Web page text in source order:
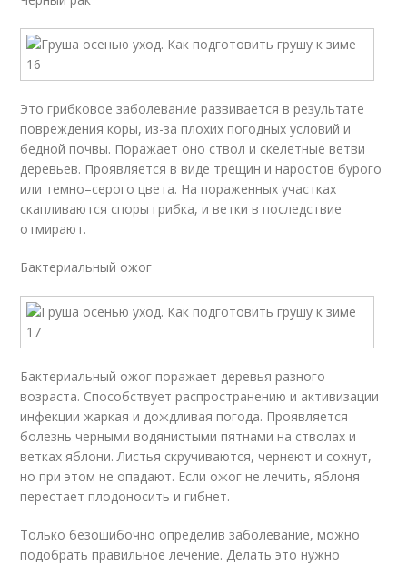
Это грибковое заболевание развивается в результате
повреждения коры, из-за плохих погодных условий и
бедной почвы. Поражает оно ствол и скелетные ветви
деревьев. Проявляется в виде трещин и наростов бурого
или темно–серого цвета. На пораженных участках
скапливаются споры грибка, и ветки в последствие
отмирают.
Бактериальный ожог
Бактериальный ожог поражает деревья разного
возраста. Способствует распространению и активизации
инфекции жаркая и дождливая погода. Проявляется
болезнь черными водянистыми пятнами на стволах и
ветках яблони. Листья скручиваются, чернеют и сохнут,
но при этом не опадают. Если ожог не лечить, яблоня
перестает плодоносить и гибнет.
Только безошибочно определив заболевание, можно
подобрать правильное лечение. Делать это нужно